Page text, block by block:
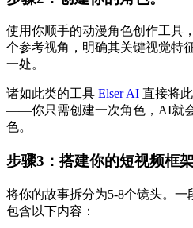
使用你顺手的动漫角色创作工具
个参考视角，明确其关键视觉特
一处。
诸如此类的工具 Elser AI 直接将
——你只需创建一次角色，AI就
色。
步骤3：搭建你的短视频框
将你的故事拆分为5-8个镜头。
包含以下内容：